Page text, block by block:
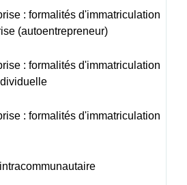
: formalités d'immatriculation
(autoentrepreneur)
: formalités d'immatriculation
: formalités d'immatriculation